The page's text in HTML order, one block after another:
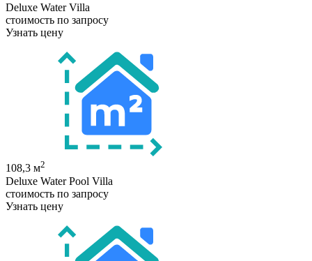
Deluxe Water Villa
стоимость по запросу
Узнать цену
108,3 м2
Deluxe Water Pool Villa
стоимость по запросу
Узнать цену